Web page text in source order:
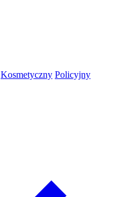
Kosmetyczny Policyjny